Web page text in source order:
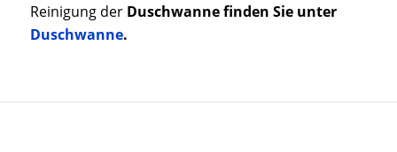
Reinigung der Duschwanne finden Sie unter
Duschwanne.